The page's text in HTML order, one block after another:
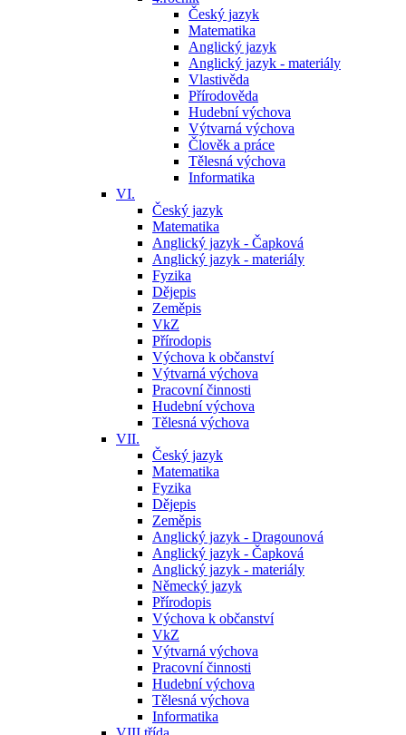
Český jazyk
Matematika
Anglický jazyk
Anglický jazyk - materiály
Vlastivěda
Přírodověda
Hudební výchova
Výtvarná výchova
Člověk a práce
Tělesná výchova
Informatika
VI.
Český jazyk
Matematika
Anglický jazyk - Čapková
Anglický jazyk - materiály
Fyzika
Dějepis
Zeměpis
VkZ
Přírodopis
Výchova k občanství
Výtvarná výchova
Pracovní činnosti
Hudební výchova
Tělesná výchova
VII.
Český jazyk
Matematika
Fyzika
Dějepis
Zeměpis
Anglický jazyk - Dragounová
Anglický jazyk - Čapková
Anglický jazyk - materiály
Německý jazyk
Přírodopis
Výchova k občanství
VkZ
Výtvarná výchova
Pracovní činnosti
Hudební výchova
Tělesná výchova
Informatika